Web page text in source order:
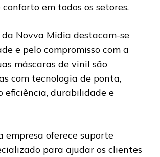
em todos os setores.
da Novva Midia destacam-se
e pelo compromisso com a
máscaras de vinil são
com tecnologia de ponta,
eficiência, durabilidade e
empresa oferece suporte
para ajudar os clientes